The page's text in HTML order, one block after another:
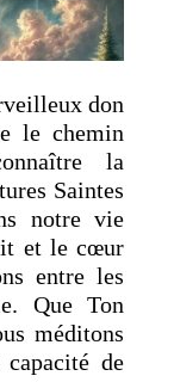
don
le chemin
la
Saintes
notre vie
et le cœur
entre les
Que Ton
méditons
de